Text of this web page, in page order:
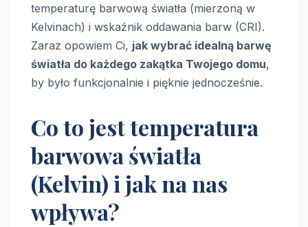
temperaturę barwową światła (mierzoną w
Kelvinach) i wskaźnik oddawania barw (CRI).
Zaraz opowiem Ci, jak wybrać idealną barwę
światła do każdego zakątka Twojego domu,
by było funkcjonalnie i pięknie jednocześnie.
Co to jest temperatura
barwowa światła
(Kelvin) i jak na nas
wpływa?